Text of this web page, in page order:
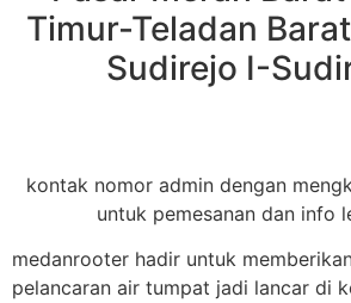
Timur-Teladan
Sudirejo I-
kontak nomor admin dengan
untuk pemesanan dan info
medanrooter hadir untuk
pelancaran air tumpat jadi lancar di